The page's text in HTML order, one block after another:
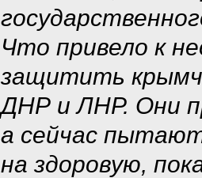
Что привело к
защитить
ДНР и ЛНР. Они
а сейчас
на здоровую,